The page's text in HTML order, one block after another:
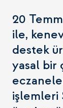
20
ile,
destek
yasal bir
işlemleri